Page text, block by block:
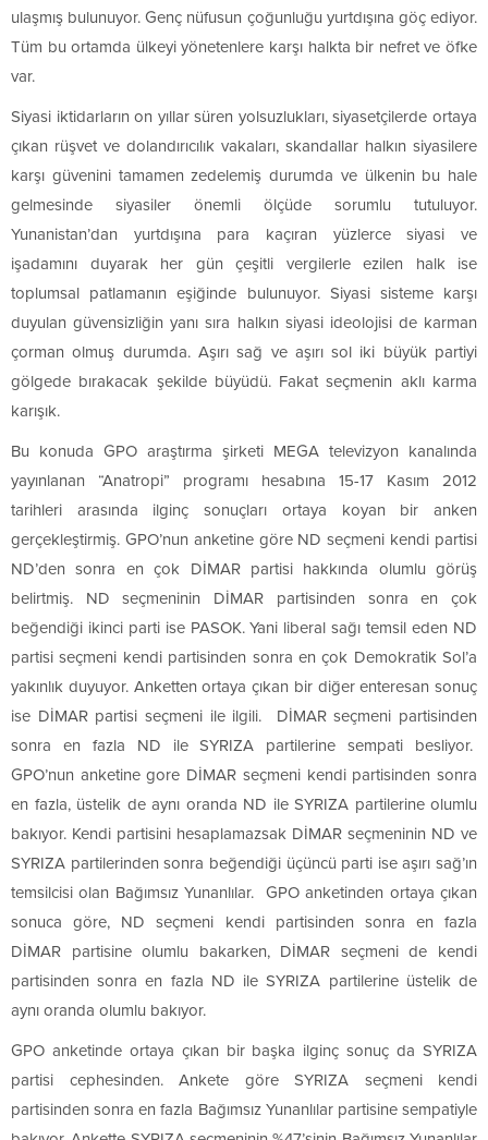
ulaşmış bulunuyor. Genç nüfusun çoğunluğu yurtdışına göç ediyor.
Tüm bu ortamda ülkeyi yönetenlere karşı halkta bir nefret ve öfke
var.
Siyasi iktidarların on yıllar süren yolsuzlukları, siyasetçilerde ortaya
çıkan rüşvet ve dolandırıcılık vakaları, skandallar halkın siyasilere
karşı güvenini tamamen zedelemiş durumda ve ülkenin bu hale
gelmesinde siyasiler önemli ölçüde sorumlu tutuluyor.
Yunanistan’dan yurtdışına para kaçıran yüzlerce siyasi ve
işadamını duyarak her gün çeşitli vergilerle ezilen halk ise
toplumsal patlamanın eşiğinde bulunuyor. Siyasi sisteme karşı
duyulan güvensizliğin yanı sıra halkın siyasi ideolojisi de karman
çorman olmuş durumda. Aşırı sağ ve aşırı sol iki büyük partiyi
gölgede bırakacak şekilde büyüdü. Fakat seçmenin aklı karma
karışık.
Bu konuda GPO araştırma şirketi MEGA televizyon kanalında
yayınlanan “Anatropi” programı hesabına 15-17 Kasım 2012
tarihleri arasında ilginç sonuçları ortaya koyan bir anken
gerçekleştirmiş. GPO’nun anketine göre ND seçmeni kendi partisi
ND’den sonra en çok DİMAR partisi hakkında olumlu görüş
belirtmiş. ND seçmeninin DİMAR partisinden sonra en çok
beğendiği ikinci parti ise PASOK. Yani liberal sağı temsil eden ND
partisi seçmeni kendi partisinden sonra en çok Demokratik Sol’a
yakınlık duyuyor. Anketten ortaya çıkan bir diğer enteresan sonuç
ise DİMAR partisi seçmeni ile ilgili. DİMAR seçmeni partisinden
sonra en fazla ND ile SYRIZA partilerine sempati besliyor.
GPO’nun anketine gore DİMAR seçmeni kendi partisinden sonra
en fazla, üstelik de aynı oranda ND ile SYRIZA partilerine olumlu
bakıyor. Kendi partisini hesaplamazsak DİMAR seçmeninin ND ve
SYRIZA partilerinden sonra beğendiği üçüncü parti ise aşırı sağ’ın
temsilcisi olan Bağımsız Yunanlılar. GPO anketinden ortaya çıkan
sonuca göre, ND seçmeni kendi partisinden sonra en fazla
DİMAR partisine olumlu bakarken, DİMAR seçmeni de kendi
partisinden sonra en fazla ND ile SYRIZA partilerine üstelik de
aynı oranda olumlu bakıyor.
GPO anketinde ortaya çıkan bir başka ilginç sonuç da SYRIZA
partisi cephesinden. Ankete göre SYRIZA seçmeni kendi
partisinden sonra en fazla Bağımsız Yunanlılar partisine sempatiyle